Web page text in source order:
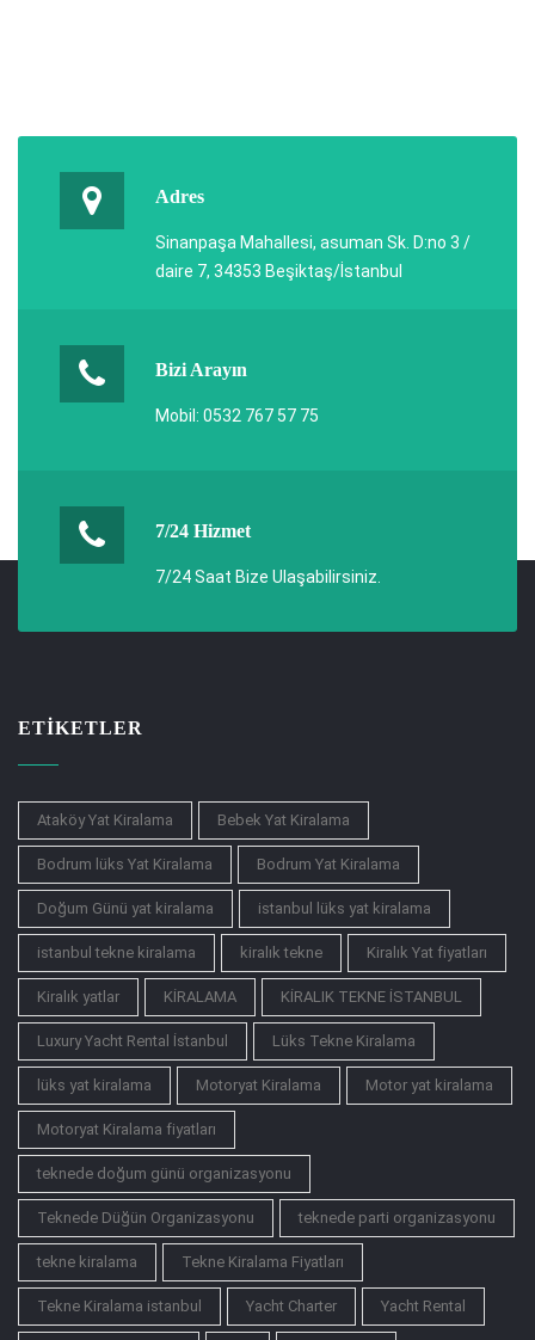
Adres
Sinanpaşa Mahallesi, asuman Sk. D:no 3 /
daire 7, 34353 Beşiktaş/İstanbul
Bizi Arayın
Mobil: 0532 767 57 75
7/24 Hizmet
7/24 Saat Bize Ulaşabilirsiniz.
ETIKETLER
Ataköy Yat Kiralama Bebek Yat Kiralama
Bodrum lüks Yat Kiralama Bodrum Yat Kiralama
Doğum Günü yat kiralama istanbul lüks yat kiralama
istanbul tekne kiralama kiralık tekne Kiralık Yat fiyatları
Kiralık yatlar KİRALAMA KİRALIK TEKNE İSTANBUL
Luxury Yacht Rental İstanbul Lüks Tekne Kiralama
lüks yat kiralama Motoryat Kiralama Motor yat kiralama
Motoryat Kiralama fiyatları
teknede doğum günü organizasyonu
Teknede Düğün Organizasyonu teknede parti organizasyonu
tekne kiralama Tekne Kiralama Fiyatları
Tekne Kiralama istanbul Yacht Charter Yacht Rental